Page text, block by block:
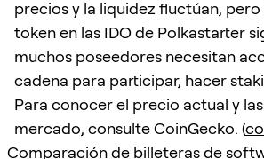
precios y la liquidez fluctúan,
token en las IDO de Polkastarter
muchos poseedores necesitan
cadena para participar, hacer
Para conocer el precio actual y
mercado, consulte CoinGecko. (
Comparación de billeteras de